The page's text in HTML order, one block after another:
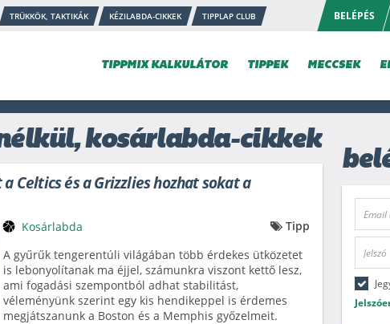
TRÜKKÖK, TAKTIKÁK KÉZILABDA-CIKKEK TIPPLAP CLUB BELÉPÉS
TIPPMIX KALKULÁTOR TIPPEK MECCSEK
kosárlabda-cikkek
Celtics és a Grizzlies hozhat sokat a
Kosárlabda
Tipp
A gyűrűk tengerentúli világában több érdekes ütközetet
is lebonyolítanak ma éjjel, számunkra viszont kettő lesz,
ami fogadási szempontból adhat stabilitást,
véleményünk szerint egy kis hendikeppel is érdemes
megjátszanunk a Boston és a Memphis győzelmeit.